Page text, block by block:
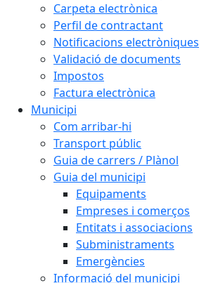
Carpeta electrònica
Perfil de contractant
Notificacions electròniques
Validació de documents
Impostos
Factura electrònica
Municipi
Com arribar-hi
Transport públic
Guia de carrers / Plànol
Guia del municipi
Equipaments
Empreses i comerços
Entitats i associacions
Subministraments
Emergències
Informació del municipi